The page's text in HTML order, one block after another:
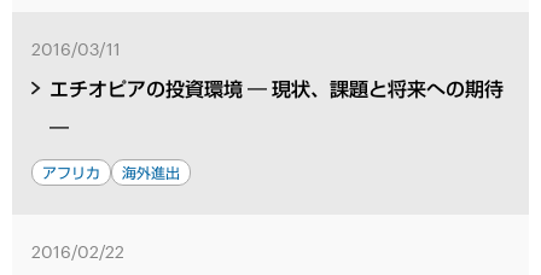
2016/03/11
エチオピアの投資環境 ― 現状、課題と将来への期待
―
アフリカ 海外進出
2016/02/22